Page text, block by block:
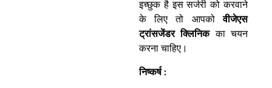
इच्छुक है इस सर्जरी को करवाने
के लिए तो आपकोवीजेएस
ट्रांसजेंडर क्लिनिकका चयन
करना चाहिए।
निष्कर्ष :